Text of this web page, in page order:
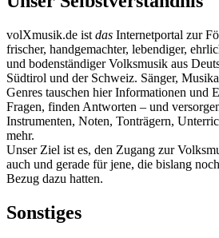
volXmusik.de ist das Internetportal zur
frischer, handgemachter, lebendiger,
und bodenständiger Volksmusik aus
Südtirol und der Schweiz. Sänger,
Genres tauschen hier Informationen und
Fragen, finden Antworten – und
Instrumenten, Noten, Tonträgern,
mehr.
Unser Ziel ist es, den Zugang zur
auch und gerade für jene, die bislang
Bezug dazu hatten.
Sonstiges